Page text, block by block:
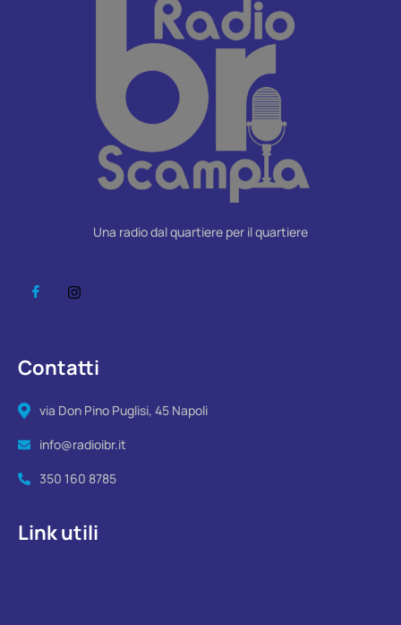
Una radio dal quartiere per il quartiere
Contatti
via Don Pino Puglisi, 45 Napoli
info@radioibr.it
350 160 8785
Link utili